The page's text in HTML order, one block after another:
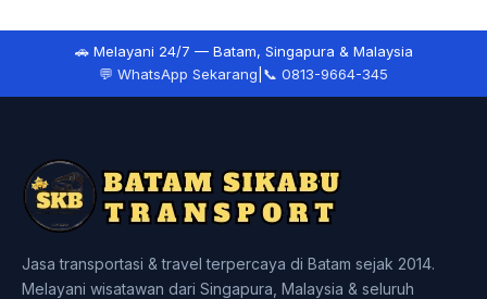
🚗 Melayani 24/7 — Batam, Singapura & Malaysia
💬 WhatsApp Sekarang 📞 0813-9664-345
Jasa transportasi & travel terpercaya di Batam sejak 2014.
Melayani wisatawan dari Singapura, Malaysia & seluruh